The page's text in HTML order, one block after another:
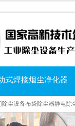
式焊接烟尘净化器
除尘设备布袋除尘器静电除